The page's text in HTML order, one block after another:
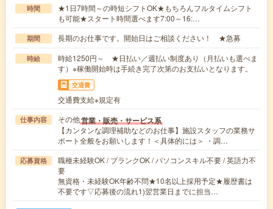
時間
★1日7時間～の時短シフトOK★もちろんフルタイムシフト
も可能★スタート時間選べます7:00～16:…
期間 長期のお仕事です。開始日はご相談ください！ ★急募
時給
時給1250円～ ★日払い／週払い制度あり（月払いも選べま
す）※稼働開始時は手続き完了次第のお支払いとなります。
交通費
交通費支給※規定有
仕事内容 その他営業・販売・サービス系
【カンタンな調理補助などのお仕事】施設スタッフの業務サ
ポート全般をお願いします！＜具体的には＞ ・調…
応募資格
職種未経験OK / ブランクOK / パソコンスキル不要 / 英語力不
要
無資格・未経験OK年齢不問★10名以上採用予定★履歴書は
不要です▽応募後の流れ1)翌営業日までに担当…